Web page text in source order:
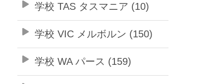
学校 TAS タスマニア (10)
学校 VIC メルボルン (150)
学校 WA パース (159)